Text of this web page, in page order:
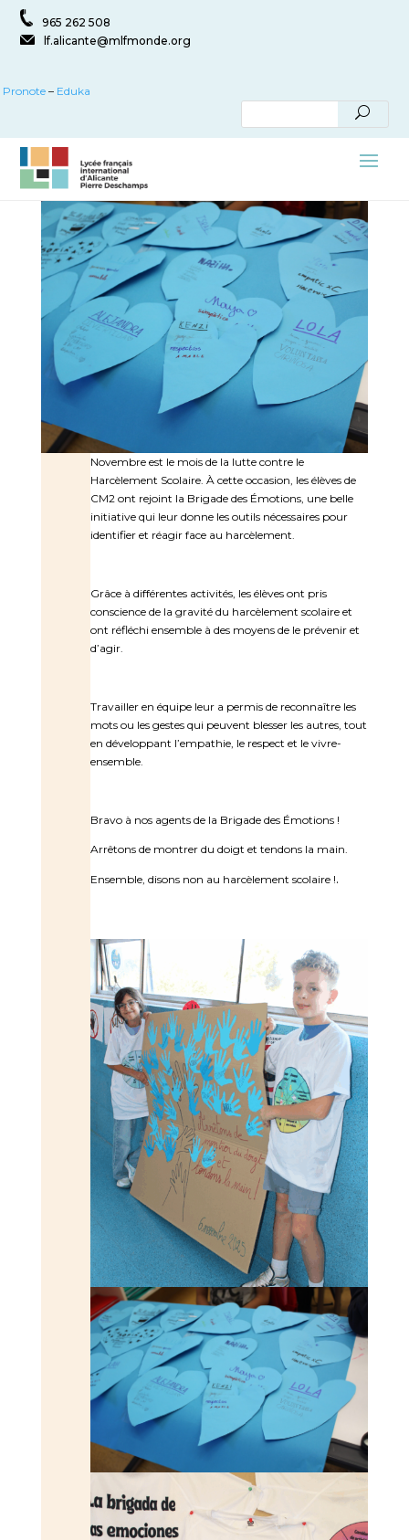
965 262 508
lf.alicante@mlfmonde.org
Pronote – Eduka
Novembre est le mois de la lutte contre le
Harcèlement Scolaire. À cette occasion, les élèves de
CM2 ont rejoint la Brigade des Émotions, une belle
initiative qui leur donne les outils nécessaires pour
identifier et réagir face au harcèlement.
Grâce à différentes activités, les élèves ont pris
conscience de la gravité du harcèlement scolaire et
ont réfléchi ensemble à des moyens de le prévenir et
d’agir.
Travailler en équipe leur a permis de reconnaître les
mots ou les gestes qui peuvent blesser les autres, tout
en développant l’empathie, le respect et le vivre-
ensemble.
Bravo à nos agents de la Brigade des Émotions !
Arrêtons de montrer du doigt et tendons la main.
Ensemble, disons non au harcèlement scolaire !.